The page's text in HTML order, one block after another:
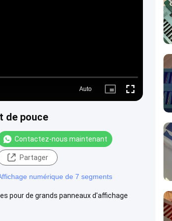
Auto
Picture- Fullscreen
de pouce
Contactez-nous maintenant
Partager
numérique de 7 segments
pour de grands panneaux d'affichage